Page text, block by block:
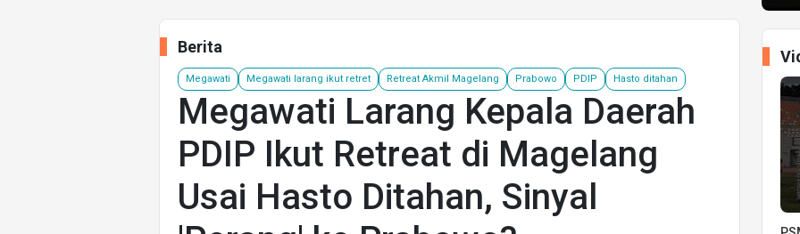
Berita
Megawati Megawati larang ikut retret Retreat Akmil Magelang Prabowo PDIP Hasto ditahan
Megawati Larang Kepala Daerah
PDIP Ikut Retreat di Magelang
Usai Hasto Ditahan, Sinyal